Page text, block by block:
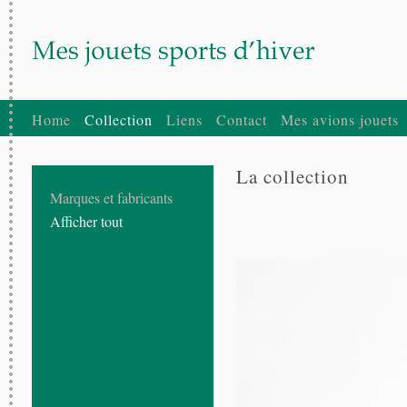
Home Collection Liens Contact Mes avions jouets
Marques et fabricants
Afficher tout
La collection